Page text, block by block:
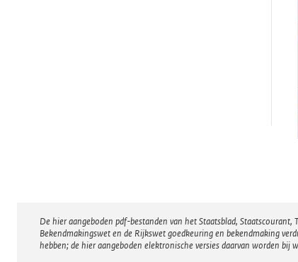
Disclaimer
De hier aangeboden pdf-bestanden van het Staatsblad,
Bekendmakingswet en de Rijkswet goedkeuring en bekendmaking
hebben; de hier aangeboden elektronische versies daarvan worden bij